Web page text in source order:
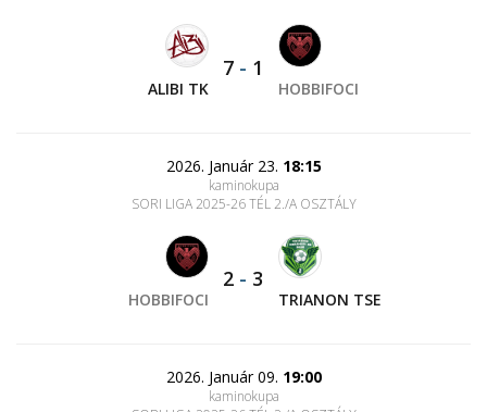
ALIBI TK
7 - 1
HOBBIFOCI
2026. Január 23. 18:15
kaminokupa
SORI LIGA 2025-26 TÉL 2./A OSZTÁLY
HOBBIFOCI
2 - 3
TRIANON TSE
2026. Január 09. 19:00
kaminokupa